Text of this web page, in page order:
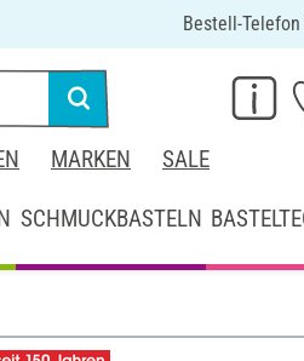
Bestell-
MARKEN SALE
SCHMUCKBASTELN